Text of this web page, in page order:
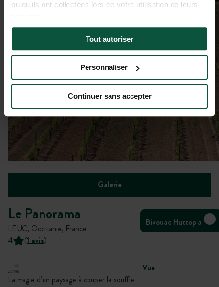
ou qu'ils ont collectées lors de votre utilisation de leurs
Tout autoriser
Personnaliser
Continuer sans accepter
Galerie
Le Panorama
LEUC, Occitanie, France
Bivouac Huttopia
4
(1 avis)
Vue
La magie d’un paysage à couper le souffle